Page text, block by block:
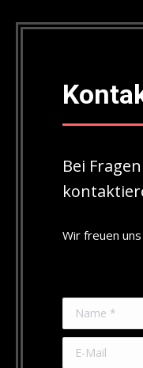
Bei
Wir freuen
Name *
E-Mail